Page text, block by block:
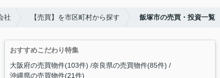
社 【売買】を市区町村から探す 飯塚市の売買・投資一覧
おすすめこだわり特集
大阪府の売買物件(103件) 奈良県の売買物件(85件)
沖縄県の売買物件(21件)